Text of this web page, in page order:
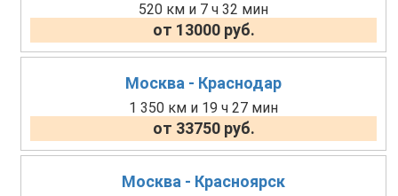
520 км и 7 ч 32 мин
от 13000 руб.
Москва - Краснодар
1 350 км и 19 ч 27 мин
от 33750 руб.
Москва - Красноярск